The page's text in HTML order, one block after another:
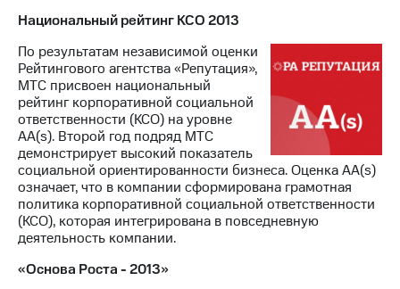
Национальный рейтинг КСО 2013
По результатам независимой оценки
Рейтингового агентства «Репутация»,
МТС присвоен национальный
рейтинг корпоративной социальной
ответственности (КСО) на уровне
AA(s). Второй год подряд МТС
демонстрирует высокий показатель
социальной ориентированности бизнеса. Оценка AA(s)
означает, что в компании сформирована грамотная
политика корпоративной социальной ответственности
(КСО), которая интегрирована в повседневную
деятельность компании.
«Основа Роста - 2013»